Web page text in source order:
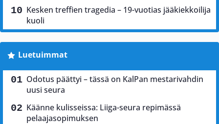
Kesken treffien tragedia – 19-vuotias jääkiekkoilija
kuoli
Luetuimmat
Odotus päättyi – tässä on KalPan mestarivahdin
uusi seura
Käänne kulisseissa: Liiga-seura repimässä
pelaajasopimuksen